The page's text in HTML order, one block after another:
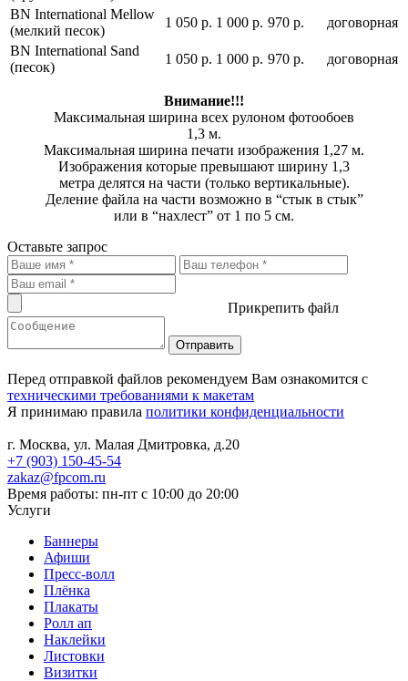
BN International Mellow
(мелкий песок)
1 050 р. 1 000 р. 970 р.
договорная
BN International Sand
(песок)
1 050 р. 1 000 р. 970 р. договорная
Внимание!!!
Максимальная ширина всех рулоном фотообоев
1,3 м.
Максимальная ширина печати изображения 1,27 м.
Изображения которые превышают ширину 1,3
метра делятся на части (только вертикальные).
Деление файла на части возможно в “стык в стык”
или в “нахлест” от 1 по 5 см.
Оставьте запрос
Прикрепить файл
Перед отправкой файлов рекомендуем Вам ознакомится с
техническими требованиями к макетам
Я принимаю правила политики конфиденциальности
г. Москва, ул. Малая Дмитровка, д.20
+7 (903) 150-45-54
zakaz@fpcom.ru
Время работы: пн-пт с 10:00 до 20:00
Услуги
Баннеры
Афиши
Пресс-волл
Плёнка
Плакаты
Ролл ап
Наклейки
Листовки
Визитки